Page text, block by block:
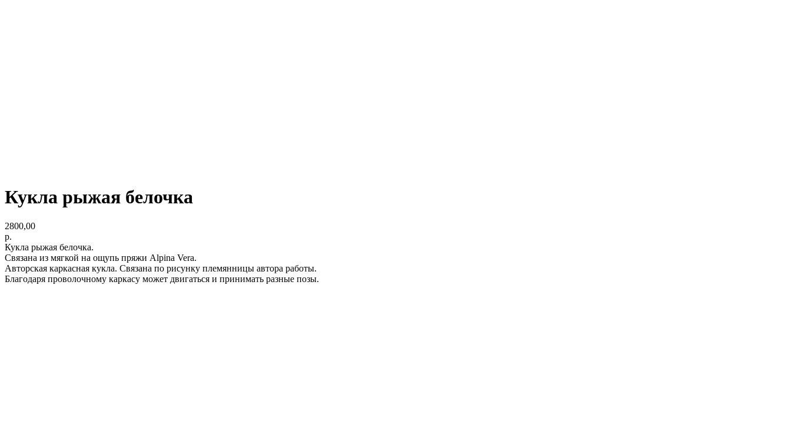
Кукла рыжая белочка
2800,00
р.
Кукла рыжая белочка.
Связана из мягкой на ощупь пряжи Alpina Vera.
Авторская каркасная кукла. Связана по рисунку племянницы автора работы.
Благодаря проволочному каркасу может двигаться и принимать разные позы.